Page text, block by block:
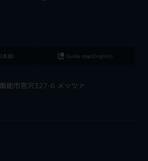
本語) Guide map(English)
能市宮沢327-6 メッツァ